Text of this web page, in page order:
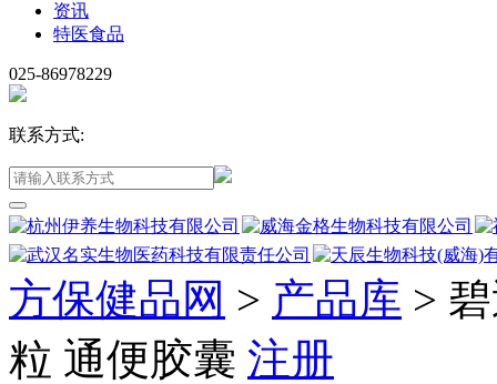
资讯
特医食品
025-86978229
联系方式:
方保健品网 > 产品库 >
粒 通便胶囊 注册